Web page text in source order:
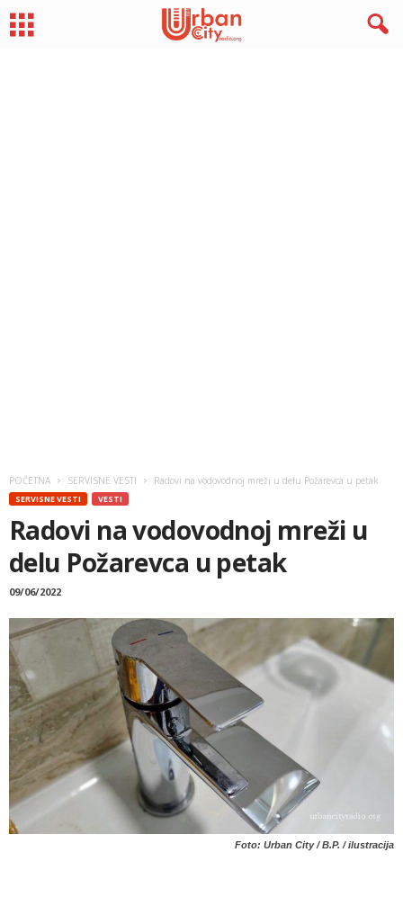
POČETNA SERVISNE VESTI Radovi na vodovodnoj mreži u delu Požarevca u petak
SERVISNE VESTI VESTI
Radovi na vodovodnoj mreži u
delu Požarevca u petak
09/06/2022
Foto: Urban City / B.P. / ilustracija